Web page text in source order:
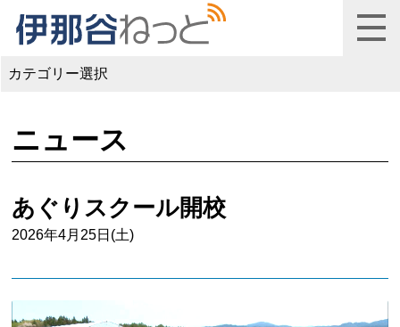
カテゴリー選択
ニュース
あぐりスクール開校
2026年4月25日(土)